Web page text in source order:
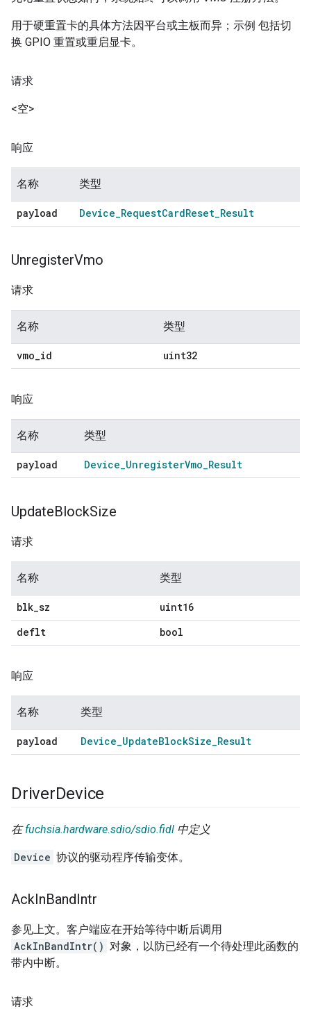
用于硬重置卡的具体方法因平台或主板而异；示例 包括切
换 GPIO 重置或重启显卡。
请求
<空>
响应
名称 类型
payload Device_RequestCardReset_Result
UnregisterVmo
请求
名称 类型
vmo_id uint32
响应
名称 类型
payload Device_UnregisterVmo_Result
UpdateBlockSize
请求
名称 类型
blk_sz
uint16
deflt
bool
响应
名称 类型
payload Device_UpdateBlockSize_Result
DriverDevice
在fuchsia.hardware.sdio/sdio.fidl 中定义
Device 协议的驱动程序传输变体。
AckInBandIntr
参见上文。客户端应在开始等待中断后调用
AckInBandIntr() 对象，以防已经有一个待处理此函数的
带内中断。
请求